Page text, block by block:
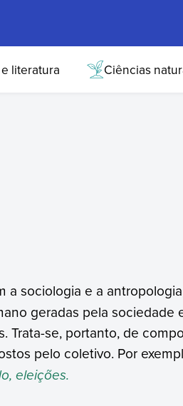
literatura Ciências
a sociologia e a
geradas pela sociedade
Trata-se, portanto, de
pelo coletivo. Por
eleições.